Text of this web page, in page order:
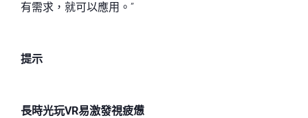
有需求，就可以應用。”
提示
長時光玩VR易激發視疲憊